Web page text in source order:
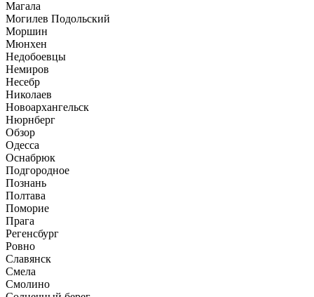
Магала
Могилев Подольский
Моршин
Мюнхен
Недобоевцы
Немиров
Несебр
Николаев
Новоархангельск
Нюрнберг
Обзор
Одесса
Оснабрюк
Подгородное
Познань
Полтава
Поморие
Прага
Регенсбург
Ровно
Славянск
Смела
Смолино